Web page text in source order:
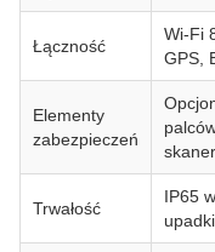
Łączność
Wi-Fi
GPS,
Elementy
zabezpieczeń
Trwałość
IP65
upadki